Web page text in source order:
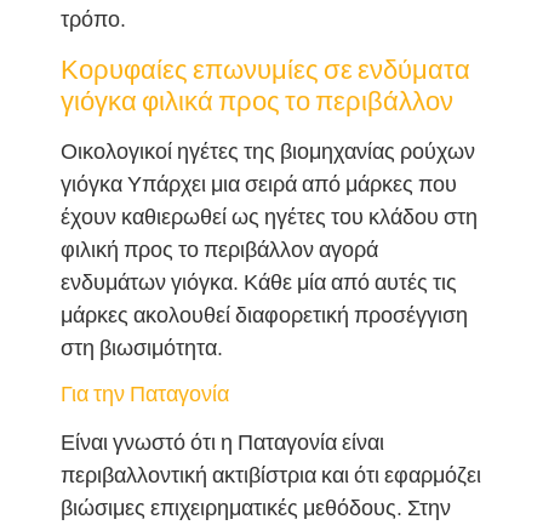
τρόπο.
Κορυφαίες επωνυμίες σε ενδύματα
γιόγκα φιλικά προς το περιβάλλον
Οικολογικοί ηγέτες της βιομηχανίας ρούχων
γιόγκα Υπάρχει μια σειρά από μάρκες που
έχουν καθιερωθεί ως ηγέτες του κλάδου στη
φιλική προς το περιβάλλον αγορά
ενδυμάτων γιόγκα. Κάθε μία από αυτές τις
μάρκες ακολουθεί διαφορετική προσέγγιση
στη βιωσιμότητα.
Για την Παταγονία
Είναι γνωστό ότι η Παταγονία είναι
περιβαλλοντική ακτιβίστρια και ότι εφαρμόζει
βιώσιμες επιχειρηματικές μεθόδους. Στην